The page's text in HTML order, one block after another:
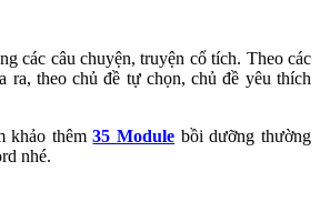
các câu chuyện, truyện cổ tích. Theo các
ra, theo chủ đề tự chọn, chủ đề yêu thích
khảo thêm35 Module bồi dưỡng thường
nhé.